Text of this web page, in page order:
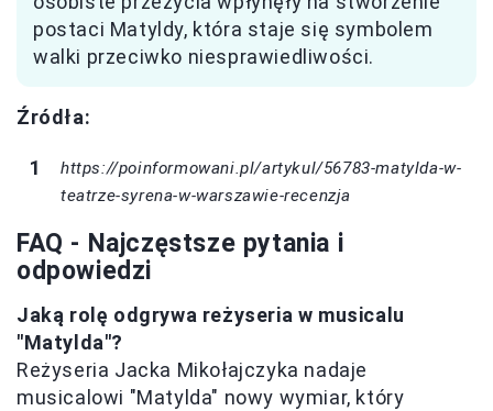
postaci Matyldy, która staje się symbolem
walki przeciwko niesprawiedliwości.
Źródła:
https://poinformowani.pl/artykul/56783-matylda-w-
teatrze-syrena-w-warszawie-recenzja
FAQ - Najczęstsze pytania i
odpowiedzi
Jaką rolę odgrywa reżyseria w musicalu
"Matylda"?
Reżyseria Jacka Mikołajczyka nadaje
musicalowi "Matylda" nowy wymiar, który